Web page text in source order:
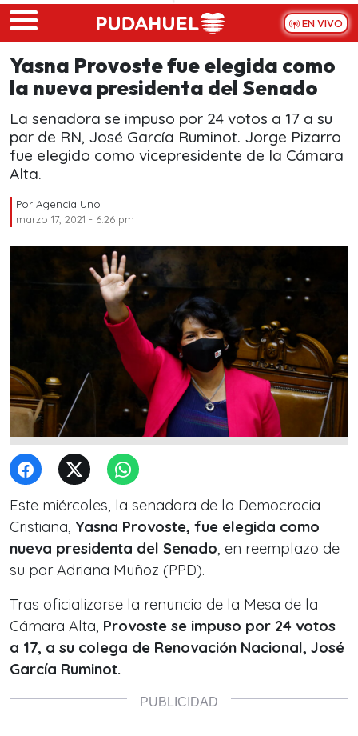
Skip to main content
EN VIVO
Yasna Provoste fue elegida como
la nueva presidenta del Senado
La senadora se impuso por 24 votos a 17 a su
par de RN, José García Ruminot. Jorge Pizarro
fue elegido como vicepresidente de la Cámara
Alta.
Por Agencia Uno
marzo 17, 2021 - 6:26 pm
Este miércoles, la senadora de la Democracia
Cristiana, Yasna Provoste, fue elegida como
nueva presidenta del Senado, en reemplazo de
su par Adriana Muñoz (PPD).
Tras oficializarse la renuncia de la Mesa de la
Cámara Alta, Provoste se impuso por 24 votos
a 17, a su colega de Renovación Nacional, José
García Ruminot.